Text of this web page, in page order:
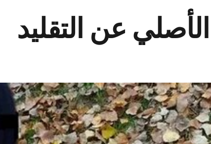
عن التقليد